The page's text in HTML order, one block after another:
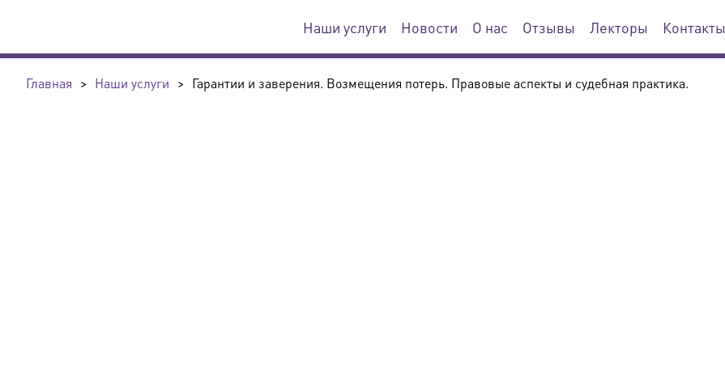
Наши услуги Новости О нас Отзывы Лекторы Контакты
Главная > Наши услуги > Гарантии и заверения. Возмещения потерь. Правовые аспекты и судебная практика.